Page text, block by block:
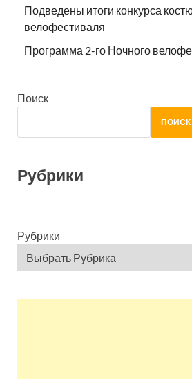
Подведены итоги конкурса
велофестиваля
Программа 2-го Ночного
Поиск
ПОИСК
Рубрики
Рубрики